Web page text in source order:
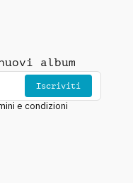
album
Iscriviti
e condizioni